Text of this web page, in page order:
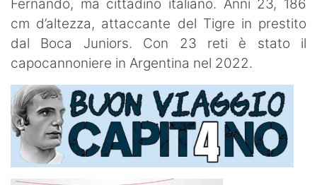
Fernando, ma cittadino italiano. Anni 23, 186
cm d’altezza, attaccante del Tigre in prestito
dal Boca Juniors. Con 23 reti è stato il
capocannoniere in Argentina nel 2022.